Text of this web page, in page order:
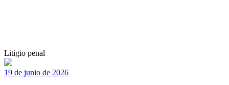
Litigio penal
19 de junio de 2026